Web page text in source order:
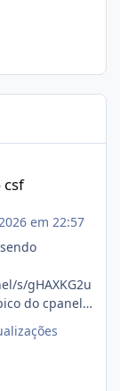
csf
em 22:57
s/gHAXKG2u
do cpanel...